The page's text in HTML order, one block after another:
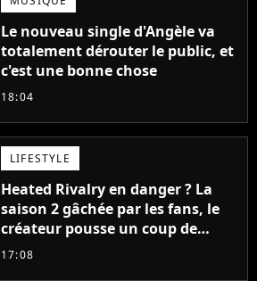
Le nouveau single d'Angèle va
totalement dérouter le public, et
c'est une bonne chose
18:04
LIFESTYLE
Heated Rivalry en danger ? La
saison 2 gâchée par les fans, le
créateur pousse un coup de
gueule
17:08